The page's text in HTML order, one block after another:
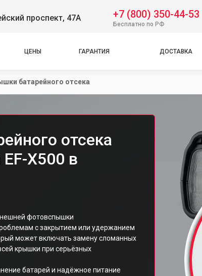
проспект, 47А +7 (800) 350-44-53
Бесплатно по РФ
ЦЕНЫ ГАРАНТИЯ ДОСТАВКА
батарейного отсека
отсека
X500 в
фотовспышки
с закрытием или удержанием
может включать замену сломанных
крышки при серьёзных
батарей и надёжное питание